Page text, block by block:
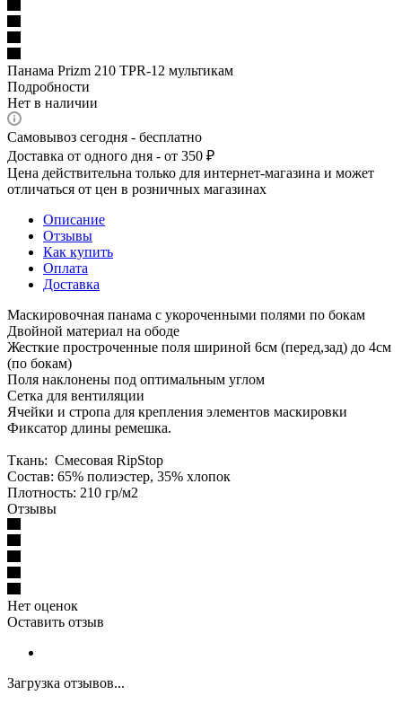
Панама Prizm 210 TPR-12 мультикам
Подробности
Нет в наличии
Самовывоз сегодня - бесплатно
Доставка от одного дня - от 350 ₽
Цена действительна только для интернет-магазина и может
отличаться от цен в розничных магазинах
Описание
Отзывы
Как купить
Оплата
Доставка
Маскировочная панама с укороченными полями по бокам
Двойной материал на ободе
Жесткие простроченные поля шириной 6см (перед,зад) до 4см
(по бокам)
Поля наклонены под оптимальным углом
Сетка для вентиляции
Ячейки и стропа для крепления элементов маскировки
Фиксатор длины ремешка.
Ткань: Смесовая RipStop
Состав: 65% полиэстер, 35% хлопок
Плотность: 210 гр/м2
Отзывы
Нет оценок
Оставить отзыв
Загрузка отзывов...